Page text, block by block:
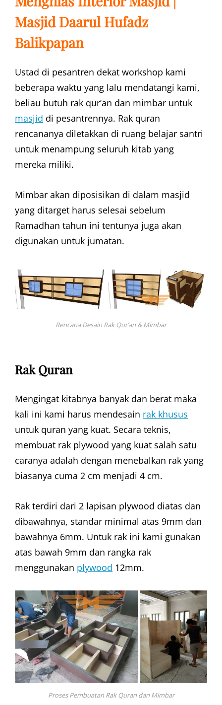
Masjid Daarul Hufadz
Balikpapan
Ustad di pesantren dekat workshop kami
beberapa waktu yang lalu mendatangi kami,
beliau butuh rak qur’an dan mimbar untuk
masjid di pesantrennya. Rak quran
rencananya diletakkan di ruang belajar santri
untuk menampung seluruh kitab yang
mereka miliki.
Mimbar akan diposisikan di dalam masjid
yang ditarget harus selesai sebelum
Ramadhan tahun ini tentunya juga akan
digunakan untuk jumatan.
Rencana Desain Rak Qur’an & Mimbar
Rak Quran
Mengingat kitabnya banyak dan berat maka
kali ini kami harus mendesain rak khusus
untuk quran yang kuat. Secara teknis,
membuat rak plywood yang kuat salah satu
caranya adalah dengan menebalkan rak yang
biasanya cuma 2 cm menjadi 4 cm.
Rak terdiri dari 2 lapisan plywood diatas dan
dibawahnya, standar minimal atas 9mm dan
bawahnya 6mm. Untuk rak ini kami gunakan
atas bawah 9mm dan rangka rak
menggunakan plywood 12mm.
Proses Pembuatan Rak Quran dan Mimbar